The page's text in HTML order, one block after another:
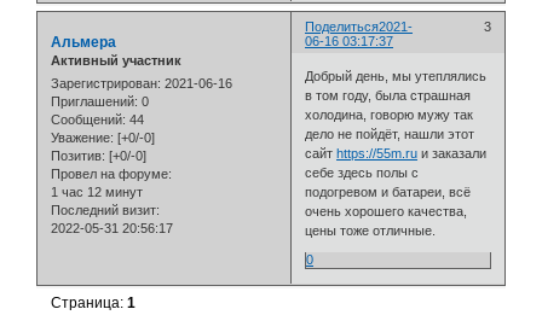
Поделиться 3
2021-
06-16 03:17:37
Альмера
Активный участник
Зарегистрирован: 2021-06-16
Приглашений: 0
Сообщений: 44
Уважение: [+0/-0]
Позитив: [+0/-0]
Провел на форуме:
1 час 12 минут
Последний визит:
2022-05-31 20:56:17
Добрый день, мы утеплялись
в том году, была страшная
холодина, говорю мужу так
дело не пойдёт, нашли этот
сайтhttps://55m.ru и заказали
себе здесь полы с
подогревом и батареи, всё
очень хорошего качества,
цены тоже отличные.
0
Страница:1